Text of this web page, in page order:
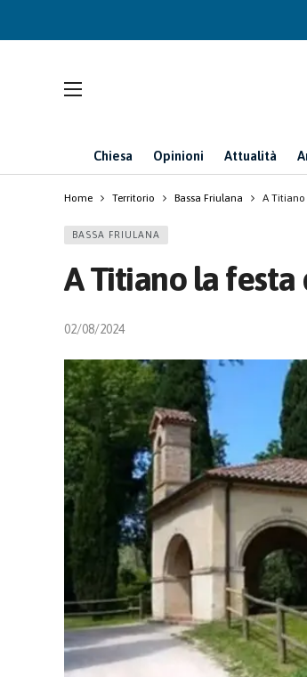
Chiesa Opinioni Attualità
Home Territorio Bassa Friulana A
BASSA FRIULANA
A Titiano la
02/08/2024